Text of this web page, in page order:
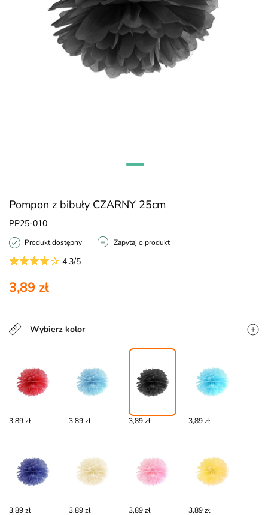
Pompon z bibuły CZARNY 25cm
PP25-010
Produkt dostępny Zapytaj o produkt
4.3/5
3,89 zł
Wybierz kolor
3,89 zł 3,89 zł 3,89 zł 3,89 zł
3,89 zł 3,89 zł 3,89 zł 3,89 zł